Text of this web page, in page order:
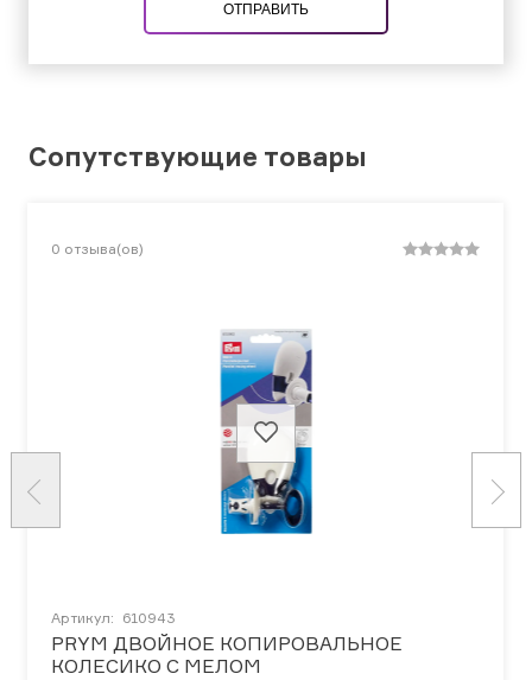
ОТПРАВИТЬ
Сопутствующие товары
0 отзыва(ов)
Артикул: 610943
PRYM ДВОЙНОЕ КОПИРОВАЛЬНОЕ
КОЛЕСИКО С МЕЛОМ